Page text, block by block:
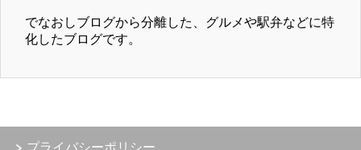
でなおしブログから分離した、グルメや駅弁などに特
化したブログです。
プライバシーポリシー